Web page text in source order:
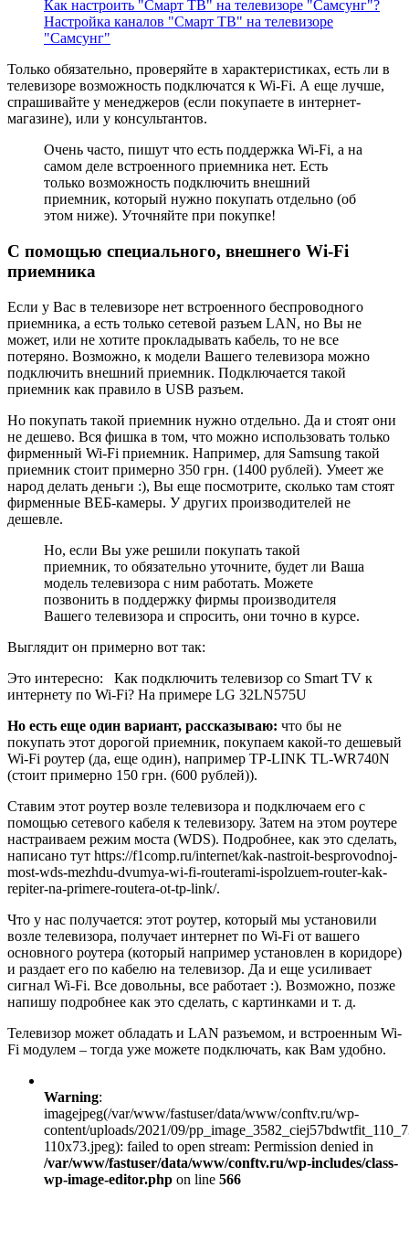
Как настроить "Смарт ТВ" на телевизоре "Самсунг"?
Настройка каналов "Смарт ТВ" на телевизоре
"Самсунг"
Только обязательно, проверяйте в характеристиках, есть ли в
телевизоре возможность подключатся к Wi-Fi. А еще лучше,
спрашивайте у менеджеров (если покупаете в интернет-
магазине), или у консультантов.
Очень часто, пишут что есть поддержка Wi-Fi, а на
самом деле встроенного приемника нет. Есть
только возможность подключить внешний
приемник, который нужно покупать отдельно (об
этом ниже). Уточняйте при покупке!
С помощью специального, внешнего Wi-Fi
приемника
Если у Вас в телевизоре нет встроенного беспроводного
приемника, а есть только сетевой разъем LAN, но Вы не
может, или не хотите прокладывать кабель, то не все
потеряно. Возможно, к модели Вашего телевизора можно
подключить внешний приемник. Подключается такой
приемник как правило в USB разъем.
Но покупать такой приемник нужно отдельно. Да и стоят они
не дешево. Вся фишка в том, что можно использовать только
фирменный Wi-Fi приемник. Например, для Samsung такой
приемник стоит примерно 350 грн. (1400 рублей). Умеет же
народ делать деньги :), Вы еще посмотрите, сколько там стоят
фирменные ВЕБ-камеры. У других производителей не
дешевле.
Но, если Вы уже решили покупать такой
приемник, то обязательно уточните, будет ли Ваша
модель телевизора с ним работать. Можете
позвонить в поддержку фирмы производителя
Вашего телевизора и спросить, они точно в курсе.
Выглядит он примерно вот так:
Это интересно:
Как подключить телевизор со Smart TV к
интернету по Wi-Fi? На примере LG 32LN575U
Но есть еще один вариант, рассказываю: что бы не
покупать этот дорогой приемник, покупаем какой-то дешевый
Wi-Fi роутер (да, еще один), например TP-LINK TL-WR740N
(стоит примерно 150 грн. (600 рублей)).
Ставим этот роутер возле телевизора и подключаем его с
помощью сетевого кабеля к телевизору. Затем на этом роутере
настраиваем режим моста (WDS). Подробнее, как это сделать,
написано тут https://f1comp.ru/internet/kak-nastroit-besprovodnoj-
most-wds-mezhdu-dvumya-wi-fi-routerami-ispolzuem-router-kak-
repiter-na-primere-routera-ot-tp-link/.
Что у нас получается: этот роутер, который мы установили
возле телевизора, получает интернет по Wi-Fi от вашего
основного роутера (который например установлен в коридоре)
и раздает его по кабелю на телевизор. Да и еще усиливает
сигнал Wi-Fi. Все довольны, все работает :). Возможно, позже
напишу подробнее как это сделать, с картинками и т. д.
Телевизор может обладать и LAN разъемом, и встроенным Wi-
Fi модулем – тогда уже можете подключать, как Вам удобно.
Warning:
imagejpeg(/var/www/fastuser/data/www/conftv.ru/wp-
content/uploads/2021/09/
110x73.jpeg): failed to open stream: Permission denied in
/var/www/fastuser/data/www/conftv.ru/wp-includes/class-
wp-image-editor.php on line 566